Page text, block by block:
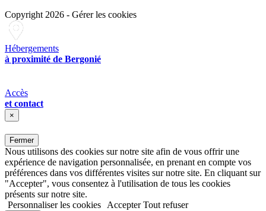
Copyright 2026 - Gérer les cookies
Hébergements
à proximité de Bergonié
Accès
et contact
×
Fermer
Nous utilisons des cookies sur notre site afin de vous offrir une
expérience de navigation personnalisée, en prenant en compte vos
préférences dans vos différentes visites sur notre site. En cliquant sur
"Accepter", vous consentez à l'utilisation de tous les cookies
présents sur notre site.
Personnaliser les cookies
Accepter Tout refuser